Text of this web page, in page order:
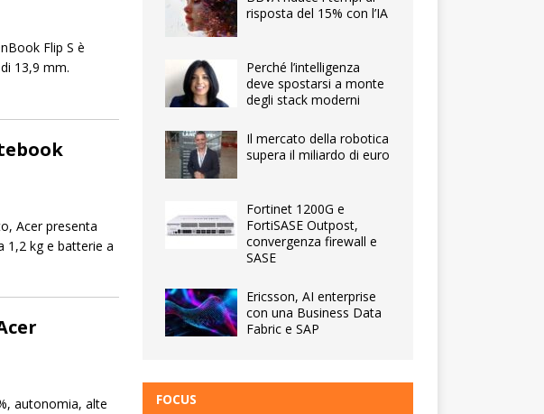
Flip S è
13,9 mm.
Acer presenta
1,2 kg e batterie a
autonomia, alte
risposta del 15% con l’IA
Perché l’intelligenza
deve spostarsi a monte
degli stack moderni
Il mercato della robotica
supera il miliardo di euro
Fortinet 1200G e
FortiSASE Outpost,
convergenza firewall e
SASE
Ericsson, AI enterprise
con una Business Data
Fabric e SAP
FOCUS